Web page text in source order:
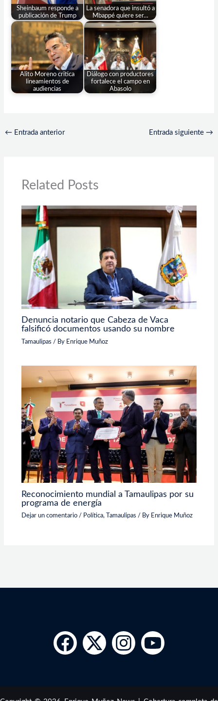
Sheinbaum responde a
publicación de Trump
La senadora que insultó a
Mbappé quiere ser…
Alito Moreno critica
lineamientos de
audiencias
Diálogo con productores
fortalece el campo en
Abasolo
← Entrada anterior Entrada siguiente →
Related Posts
Denuncia notario que Cabeza de Vaca
falsificó documentos usando su nombre
Tamaulipas / By Enrique Muñoz
Reconocimiento mundial a Tamaulipas por su
programa de energía
Dejar un comentario / Política, Tamaulipas / By Enrique Muñoz